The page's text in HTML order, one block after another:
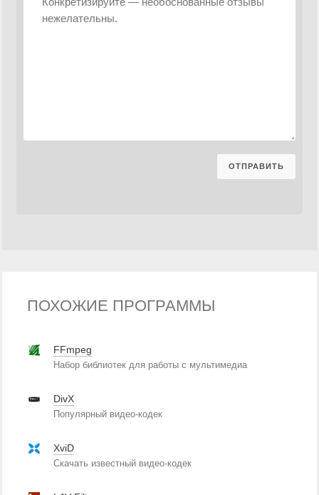
ПОХОЖИЕ ПРОГРАММЫ
FFmpeg
Набор библиотек для работы с мультимедиа
DivX
Популярный видео-кодек
XviD
Скачать известный видео-кодек